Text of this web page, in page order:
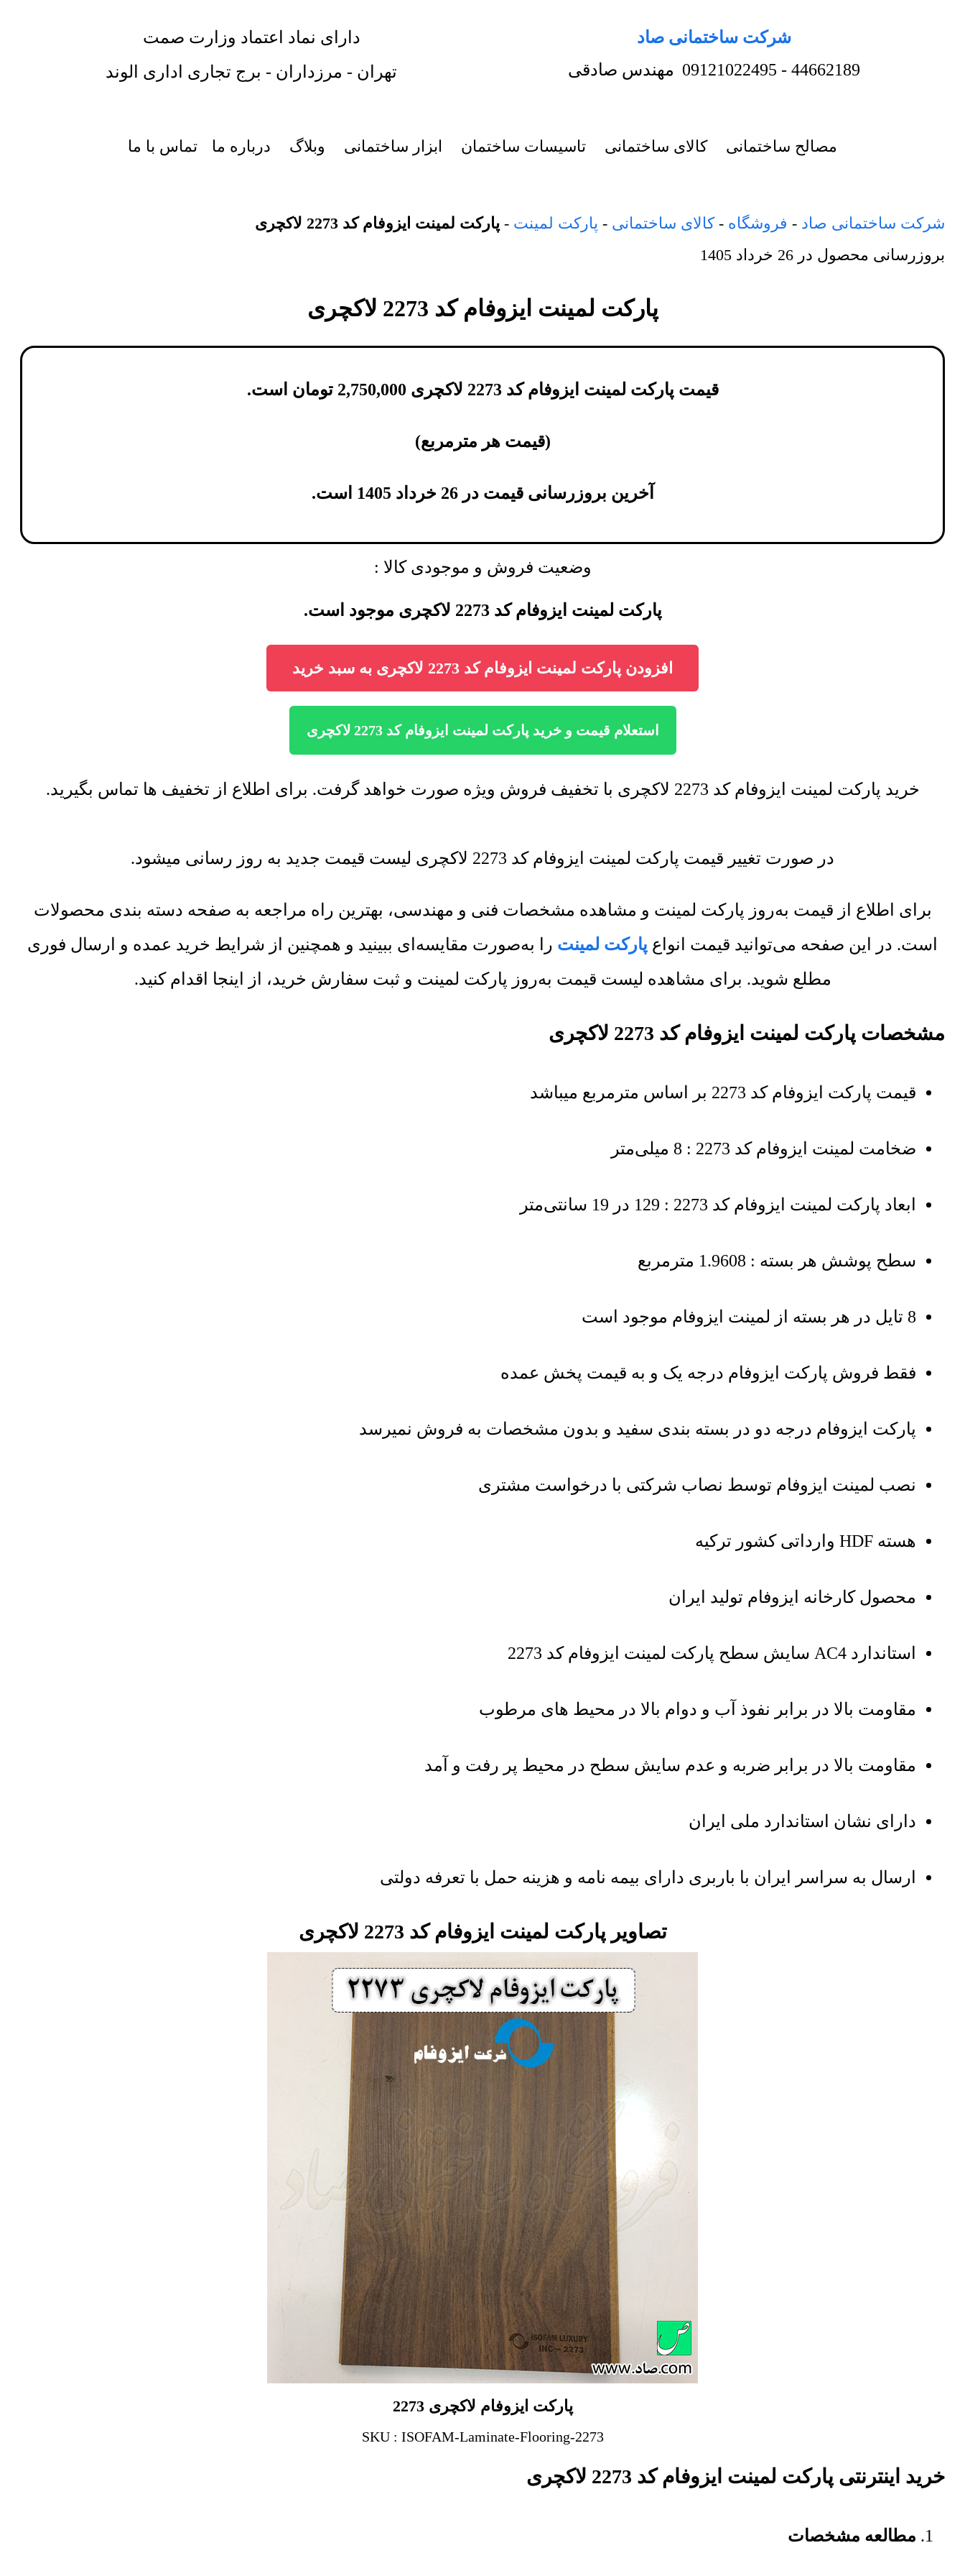
شرکت ساختمانی صاد
دارای نماد اعتماد وزارت صمت
44662189
-
09121022495 مهندس صادقی تهران - مرزداران - برج تجاری اداری الوند
مصالح ساختمانی کالای ساختمانی تاسیسات ساختمان ابزار ساختمانی وبلاگ درباره ما تماس با ما
شرکت ساختمانی صاد - فروشگاه -کالای ساختمانی - پارکت لمینت - پارکت لمینت ایزوفام کد 2273 لاکچری
بروزرسانی محصول در 26 خرداد 1405
پارکت لمینت ایزوفام کد 2273 لاکچری
قیمت پارکت لمینت ایزوفام کد 2273 لاکچری 2,750,000 تومان است.
(قیمت هر مترمربع)
آخرین بروزرسانی قیمت در 26 خرداد 1405 است.
وضعیت فروش و موجودی کالا :
پارکت لمینت ایزوفام کد 2273 لاکچری موجود است.
افزودن پارکت لمینت ایزوفام کد 2273 لاکچری به سبد خرید
استعلام قیمت و خرید پارکت لمینت ایزوفام کد 2273 لاکچری
خرید پارکت لمینت ایزوفام کد 2273 لاکچری با تخفیف فروش ویژه صورت خواهد گرفت. برای اطلاع از تخفیف ها تماس بگیرید.
در صورت تغییر قیمت پارکت لمینت ایزوفام کد 2273 لاکچری لیست قیمت جدید به روز رسانی میشود.
برای اطلاع از قیمت به‌روز پارکت لمینت و مشاهده مشخصات فنی و مهندسی، بهترین راه مراجعه به صفحه دسته بندی محصولات
است. در این صفحه می‌توانید قیمت انواع پارکت لمینت را به‌صورت مقایسه‌ای ببینید و همچنین از شرایط خرید عمده و ارسال فوری
مطلع شوید. برای مشاهده لیست قیمت به‌روز پارکت لمینت و ثبت سفارش خرید، از اینجا اقدام کنید.
مشخصات پارکت لمینت ایزوفام کد 2273 لاکچری
قیمت پارکت ایزوفام کد 2273 بر اساس مترمربع میباشد
ضخامت لمینت ایزوفام کد 2273 : 8 میلی‌متر
ابعاد پارکت لمینت ایزوفام کد 2273 : 129 در 19 سانتی‌متر
سطح پوشش هر بسته : 1.9608 مترمربع
8 تایل در هر بسته از لمینت ایزوفام موجود است
فقط فروش پارکت ایزوفام درجه یک و به قیمت پخش عمده
پارکت ایزوفام درجه دو در بسته بندی سفید و بدون مشخصات به فروش نمیرسد
نصب لمینت ایزوفام توسط نصاب شرکتی با درخواست مشتری
هسته HDF وارداتی کشور ترکیه
محصول کارخانه ایزوفام تولید ایران
استاندارد AC4 سایش سطح پارکت لمینت ایزوفام کد 2273
مقاومت بالا در برابر نفوذ آب و دوام بالا در محیط های مرطوب
مقاومت بالا در برابر ضربه و عدم سایش سطح در محیط پر رفت و آمد
دارای نشان استاندارد ملی ایران
ارسال به سراسر ایران با باربری دارای بیمه نامه و هزینه حمل با تعرفه دولتی
تصاویر پارکت لمینت ایزوفام کد 2273 لاکچری
پارکت ایزوفام لاکچری 2273
SKU : ISOFAM-Laminate-Flooring-2273
خرید اینترنتی پارکت لمینت ایزوفام کد 2273 لاکچری
مطالعه مشخصات